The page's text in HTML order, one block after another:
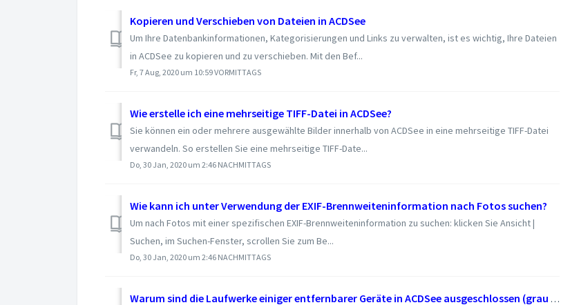
Kopieren und Verschieben von Dateien in ACDSee
Um Ihre Datenbankinformationen, Kategorisierungen und Links zu verwalten, ist es wichtig, Ihre Dateien
in ACDSee zu kopieren und zu verschieben. Mit den Bef...
Fr, 7 Aug, 2020 um 10:59 VORMITTAGS
Wie erstelle ich eine mehrseitige TIFF-Datei in ACDSee?
Sie können ein oder mehrere ausgewählte Bilder innerhalb von ACDSee in eine mehrseitige TIFF-Datei
verwandeln. So erstellen Sie eine mehrseitige TIFF-Date...
Do, 30 Jan, 2020 um 2:46 NACHMITTAGS
Wie kann ich unter Verwendung der EXIF-Brennweiteninformation nach Fotos suchen?
Um nach Fotos mit einer spezifischen EXIF-Brennweiteninformation zu suchen: klicken Sie Ansicht |
Suchen, im Suchen-Fenster, scrollen Sie zum Be...
Do, 30 Jan, 2020 um 2:46 NACHMITTAGS
Warum sind die Laufwerke einiger entfernbarer Geräte in ACDSee ausgeschlossen (grau hinterlegt) und wie kann ich diese wieder einbeziehen?